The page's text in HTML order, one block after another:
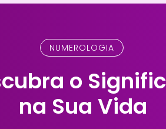
NUMEROLOGIA
o
na Sua Vida